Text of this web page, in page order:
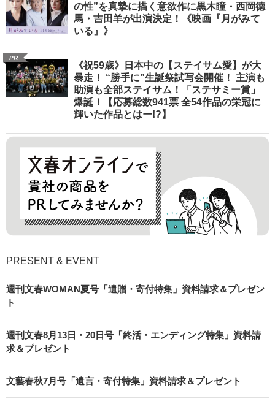
の性”を真摯に描く意欲作に黒木瞳・西岡德
馬・吉田羊が出演決定！《映画『月がみて
いる』》
PR
《祝59歳》日本中の【ステイサム愛】が大
暴走！ “勝手に”生誕祭試写会開催！ 主演も
助演も全部ステイサム！「ステサミー賞」
爆誕！【応募総数941票 全54作品の栄冠に
輝いた作品とはー!?】
PRESENT & EVENT
週刊文春WOMAN夏号「遺贈・寄付特集」資料請求＆プレゼン
ト
週刊文春8月13日・20日号「終活・エンディング特集」資料請
求＆プレゼント
文藝春秋7月号「遺言・寄付特集」資料請求＆プレゼント